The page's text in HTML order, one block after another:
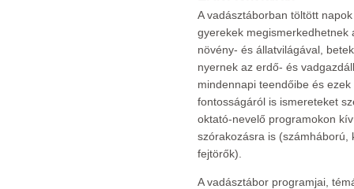
A vadásztáborban töltött
gyerekek megismerkedhetnek
növény- és állatvilágával,
nyernek az erdő- és
mindennapi teendőibe és ezek
fontosságáról is ismereteket
oktató-nevelő programokon
szórakozásra is (számháború,
fejtörők).
A vadásztábor programjai,